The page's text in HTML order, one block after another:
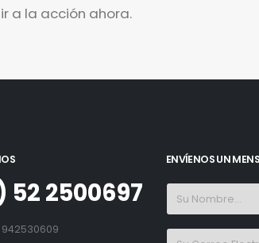
a la acción ahora.
52 2500697
ENVÍENOS UN